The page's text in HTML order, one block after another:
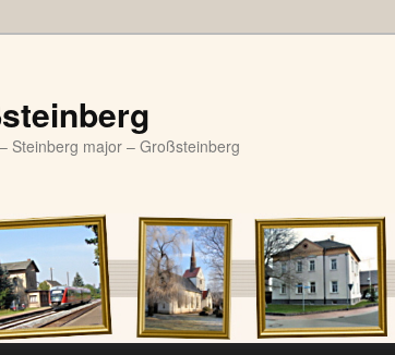
Steinberg major – Großsteinberg